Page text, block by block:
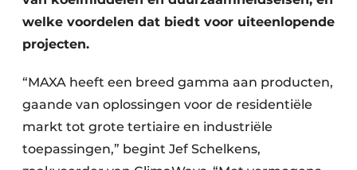
welke voordelen dat biedt voor uiteenlopende
projecten.
“MAXA heeft een breed gamma aan producten,
gaande van oplossingen voor de residentiële
markt tot grote tertiaire en industriële
toepassingen,” begint Jef Schelkens,